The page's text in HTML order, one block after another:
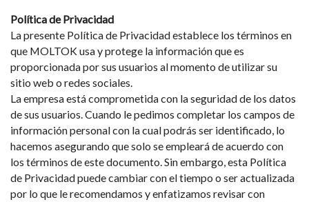
Política de Privacidad
La presente Política de Privacidad establece los términos en
que MOLTOK usa y protege la información que es
proporcionada por sus usuarios al momento de utilizar su
sitio web o redes sociales.
La empresa está comprometida con la seguridad de los datos
de sus usuarios. Cuando le pedimos completar los campos de
información personal con la cual podrás ser identificado, lo
hacemos asegurando que solo se empleará de acuerdo con
los términos de este documento. Sin embargo, esta Política
de Privacidad puede cambiar con el tiempo o ser actualizada
por lo que le recomendamos y enfatizamos revisar con